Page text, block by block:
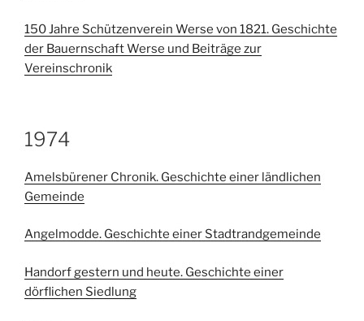
150 Jahre Schützenverein Werse von 1821. Geschichte
der Bauernschaft Werse und Beiträge zur
Vereinschronik
1974
Amelsbürener Chronik. Geschichte einer ländlichen
Gemeinde
Angelmodde. Geschichte einer Stadtrandgemeinde
Handorf gestern und heute. Geschichte einer
dörflichen Siedlung